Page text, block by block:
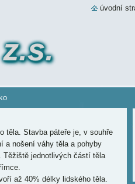
těla. Stavba páteře je, v souhře
a nošení váhy těla a pohyby
Těžiště jednotlivých částí těla
až 40% délky lidského těla.
úvodní